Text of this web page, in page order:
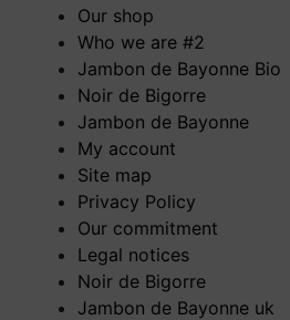
Our shop
Who we are #2
Jambon de Bayonne Bio
Noir de Bigorre
Jambon de Bayonne
My account
Site map
Privacy Policy
Our commitment
Legal notices
Noir de Bigorre
Jambon de Bayonne uk